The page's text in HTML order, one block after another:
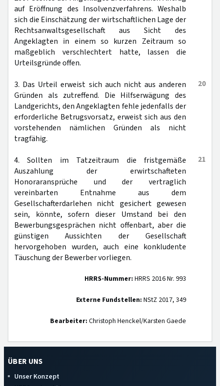
auf Eröffnung des Insolvenzverfahrens. Weshalb
sich die Einschätzung der wirtschaftlichen Lage der
Rechtsanwaltsgesellschaft aus Sicht des
Angeklagten in einem so kurzen Zeitraum so
maßgeblich verschlechtert hatte, lassen die
Urteilsgründe offen.
20
3. Das Urteil erweist sich auch nicht aus anderen
Gründen als zutreffend. Die Hilfserwägung des
Landgerichts, den Angeklagten fehle jedenfalls der
erforderliche Betrugsvorsatz, erweist sich aus den
vorstehenden nämlichen Gründen als nicht
tragfähig.
21
4. Sollten im Tatzeitraum die fristgemäße
Auszahlung der erwirtschafteten
Honoraransprüche und der vertraglich
vereinbarten Entnahme aus dem
Gesellschafterdarlehen nicht gesichert gewesen
sein, könnte, sofern dieser Umstand bei den
Bewerbungsgesprächen nicht offenbart, aber die
günstigen Aussichten der Gesellschaft
hervorgehoben wurden, auch eine konkludente
Täuschung der Bewerber vorliegen.
HRRS-Nummer: HRRS 2016 Nr. 993
Externe Fundstellen: NStZ 2017, 349
Bearbeiter: Christoph Henckel/Karsten Gaede
ÜBER UNS
Unser Konzept